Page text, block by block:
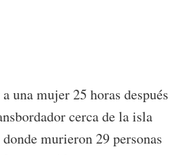
una mujer 25 horas después
cerca de la isla
murieron 29 personas